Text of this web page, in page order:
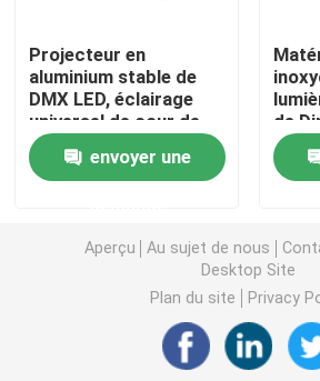
Réverbères extérieurs de LED
Lumières extérieures de tache
lumière élevée de baie d'UFO
Lumières élevées linéaires de
Projecteur en
aluminium stable de
DMX LED, éclairage
universel de cour de
sport d'intérieur
envoyer une
de
DMX
Aperçu Au sujet de nous
Desktop Site
Plan du site
Privacy